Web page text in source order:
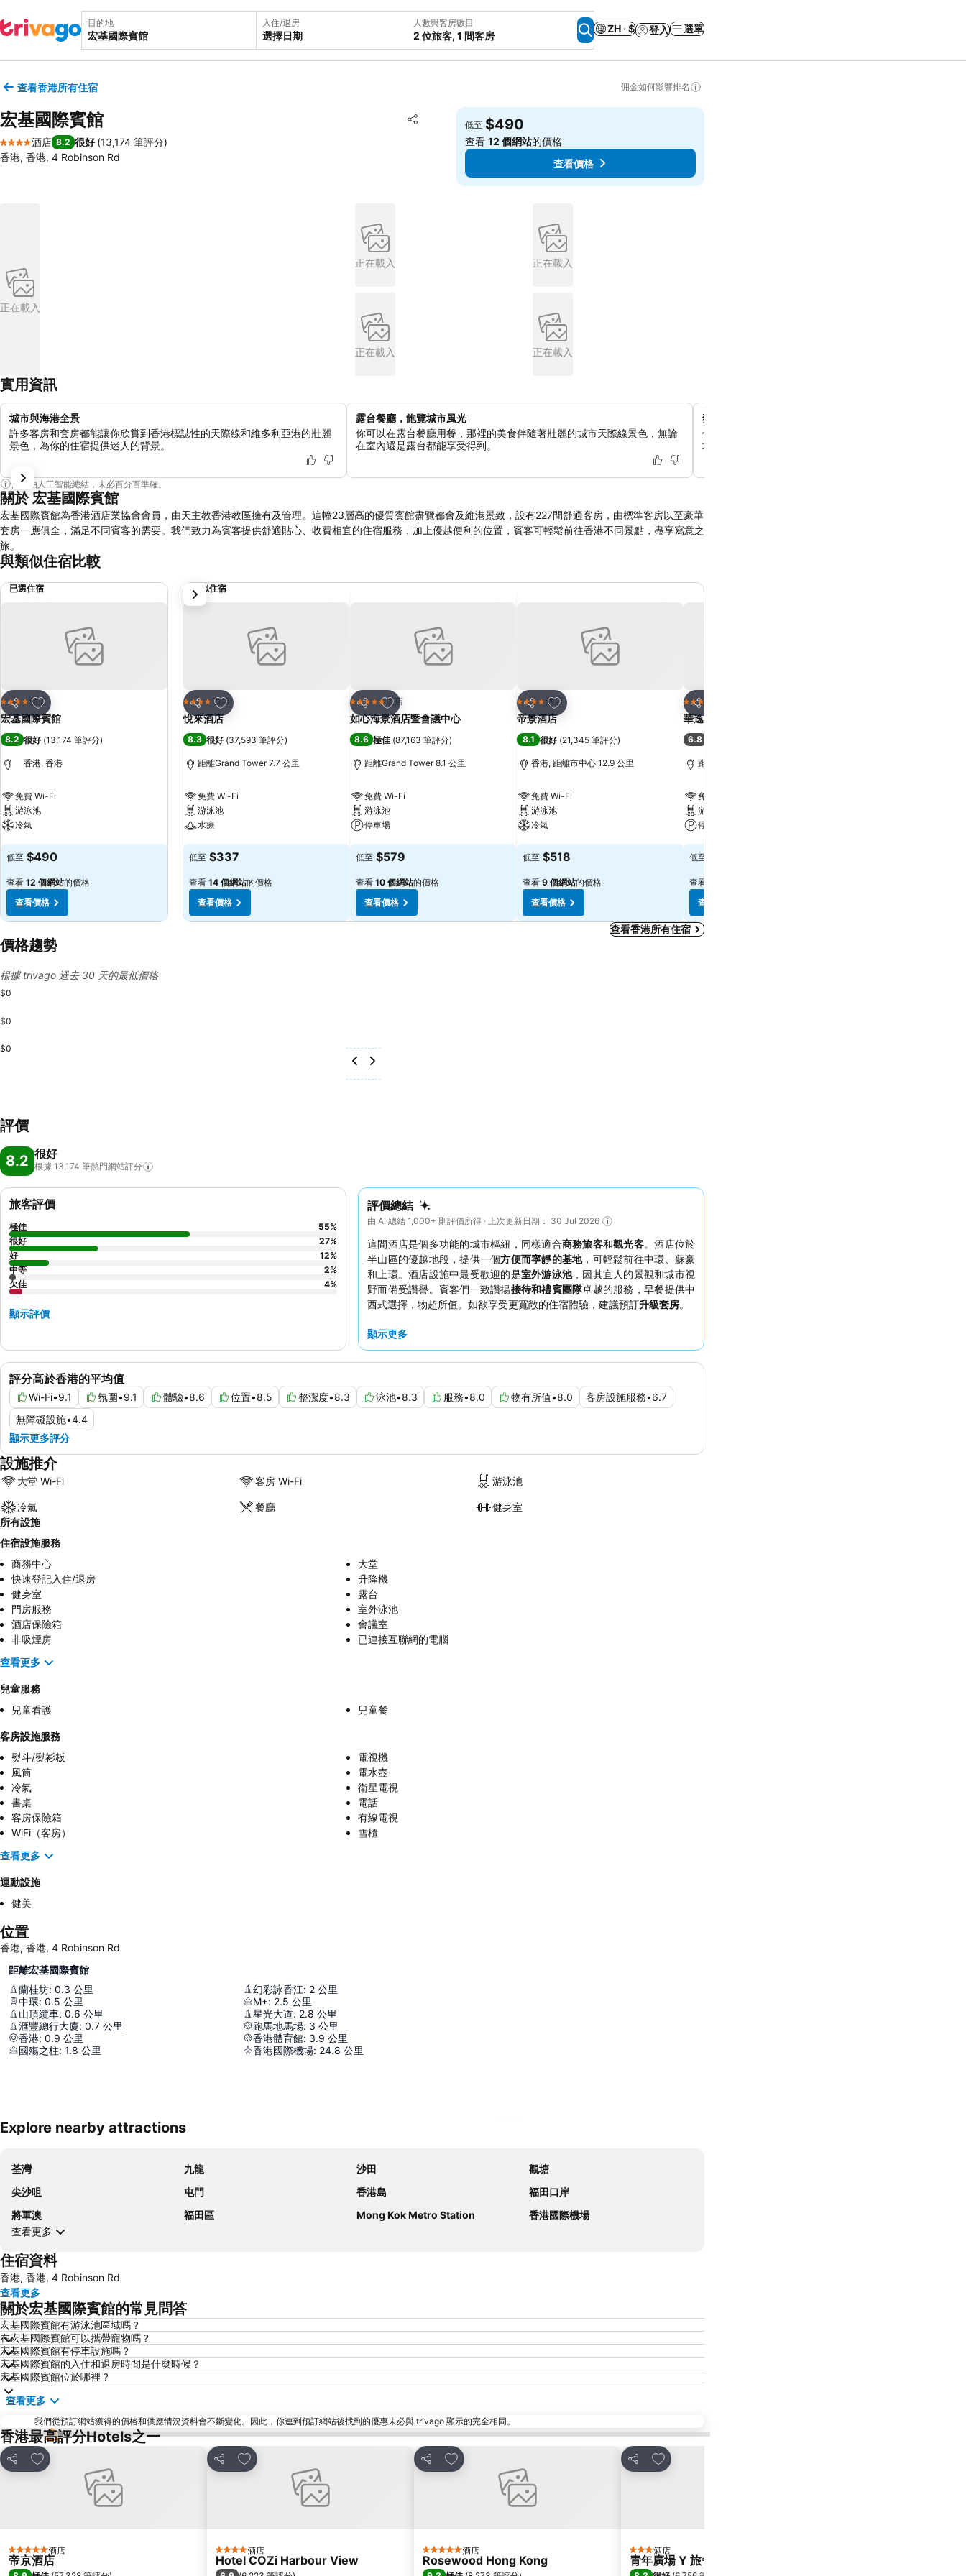
目的地 入住/退房
選擇日期
人數與客房數目
2 位旅客, 1 間客房
ZH · $ 登入 選單
查看香港所有住宿 佣金如何影響排名
宏基國際賓館 分享
放到收藏夾
4 星級
酒店 8.2 很好 (13,174 筆評分)
香港, 香港, 4 Robinson Rd
低至 $490
查看12 個網站的價格
查看價格
正在載入
正在載入 正在載入
正在載入 正在載入
實用資訊
城市與海港全景
許多客房和套房都能讓你欣賞到香港標誌性的天際線和維多利亞港的壯麗
景色，為你的住宿提供迷人的背景。
露台餐廳，飽覽城市風光
你可以在露台餐廳用餐，那裡的美食伴隨著壯麗的城市天際線景色，無論
在室內還是露台都能享受得到。
獨家戶外游泳池
你可以在季節性開放的戶外游泳池暢泳，那裡有壯觀的城
城市喧囂中找到一片寧靜的避世之所。
內容由人工智能總結，未必百分百準確。
關於 宏基國際賓館
宏基國際賓館為香港酒店業協會會員，由天主教香港教區擁有及管理。這幢23層高的優質賓館盡覽都會及維港景致，設有227間舒適客房，由標準客房以至豪華
套房一應俱全，滿足不同賓客的需要。我們致力為賓客提供舒適貼心、收費相宜的住宿服務，加上優越便利的位置，賓客可輕鬆前往香港不同景點，盡享寫意之
旅。
與類似住宿比較
已選住宿
分享
放到收藏夾
4 星級 酒店
宏基國際賓館
8.2 很好 (13,174 筆評分)
香港, 香港
免費 Wi-Fi
游泳池
冷氣
查看價格
低至 $490
查看 12 個網站的價格
查看價格
類似住宿
分享
放到收藏夾
4 星級 酒店
悅來酒店
8.3 很好 (37,593 筆評分)
距離Grand Tower 7.7 公里
免費 Wi-Fi
游泳池
水療
查看價格
低至 $337
查看 14 個網站的價格
查看價格
分享
放到收藏夾
5 星級 酒店
如心海景酒店暨會議中心
8.6 極佳 (87,163 筆評分)
距離Grand Tower 8.1 公里
免費 Wi-Fi
游泳池
停車場
查看價格
低至 $579
查看 10 個網站的價格
查看價格
分享
放到收藏夾
4 星級 酒店
帝景酒店
8.1 很好 (21,345 筆評分)
香港, 距離市中心 12.9 公里
免費 Wi-Fi
游泳池
冷氣
查看價格
低至 $518
查看 9 個網站的價格
查看價格
分享
3 星級
華逸酒店
6.8
距離Grand Tower 6.7 公里
免費 Wi-Fi
游泳池
停車場
查看價格
低至
查看
查看價格
下一步
查看香港所有住宿
價格趨勢
根據 trivago 過去 30 天的最低價格
$0
$0
$0
評價
8.2 很好
根據 13,174 筆熱門網站評分
評價總結
由 AI 總結 1,000+ 則評價所得 · 上次更新日期： 30 Jul 2026
這間酒店是個多功能的城市樞紐，同樣適合商務旅客和觀光客。酒店位於
半山區的優越地段，提供一個方便而寧靜的基地，可輕鬆前往中環、蘇豪
和上環。酒店設施中最受歡迎的是室外游泳池，因其宜人的景觀和城市視
野而備受讚譽。賓客們一致讚揚接待和禮賓團隊卓越的服務，早餐提供中
西式選擇，物超所值。如欲享受更寬敞的住宿體驗，建議預訂升級套房。
顯示更多
評分高於香港的平均值
Wi-Fi•9.1 氛圍•9.1 體驗•8.6 位置•8.5 整潔度•8.3 泳池•8.3 服務•8.0 物有所值•8.0 客房設施服務•6.7
無障礙設施•4.4
顯示更多評分
旅客評價
極佳 55%
很好
27%
好
12%
中等
2%
欠佳
4%
顯示評價
設施推介
大堂 Wi-Fi 客房 Wi-Fi 游泳池
冷氣 餐廳
健身室
所有設施
住宿設施服務
商務中心
大堂
快速登記入住/退房
升降機
健身室
露台
門房服務
室外泳池
酒店保險箱
會議室
非吸煙房
已連接互聯網的電腦
查看更多
兒童服務
兒童看護
兒童餐
客房設施服務
熨斗/熨衫板
電視機
風筒
電水壺
冷氣
衛星電視
書桌
電話
客房保險箱
有線電視
WiFi（客房）
雪櫃
查看更多
運動設施
健美
位置
香港, 香港, 4 Robinson Rd
距離宏基國際賓館
蘭桂坊: 0.3 公里
中環: 0.5 公里
山頂纜車: 0.6 公里
滙豐總行大廈: 0.7 公里
香港: 0.9 公里
國殤之柱: 1.8 公里
幻彩詠香江: 2 公里
M+: 2.5 公里
星光大道: 2.8 公里
跑馬地馬場: 3 公里
香港體育館: 3.9 公里
香港國際機場: 24.8 公里
Explore nearby attractions
荃灣 九龍 沙田
觀塘
尖沙咀
屯門 香港島
福田口岸
將軍澳
福田區 Mong Kok Metro Station
香港國際機場
查看更多
住宿資料
香港, 香港, 4 Robinson Rd
查看更多
關於宏基國際賓館的常見問答
宏基國際賓館有游泳池區域嗎？
在宏基國際賓館可以攜帶寵物嗎？
宏基國際賓館有停車設施嗎？
宏基國際賓館的入住和退房時間是什麼時候？
宏基國際賓館位於哪裡？
查看更多
我們從預訂網站獲得的價格和供應情況資料會不斷變化。因此，你連到預訂網站後找到的優惠未必與 trivago 顯示的完全相同。
香港最高評分Hotels之一
分享
放到收藏夾
5 星級 酒店
帝京酒店
分享
放到收藏夾
4 星級 酒店
Hotel COZi Harbour View
分享
放到收藏夾
5 星級 酒店
Rosewood Hong Kong
分享
放到收藏夾
3 星級酒店
青年廣場 Y 旅舍